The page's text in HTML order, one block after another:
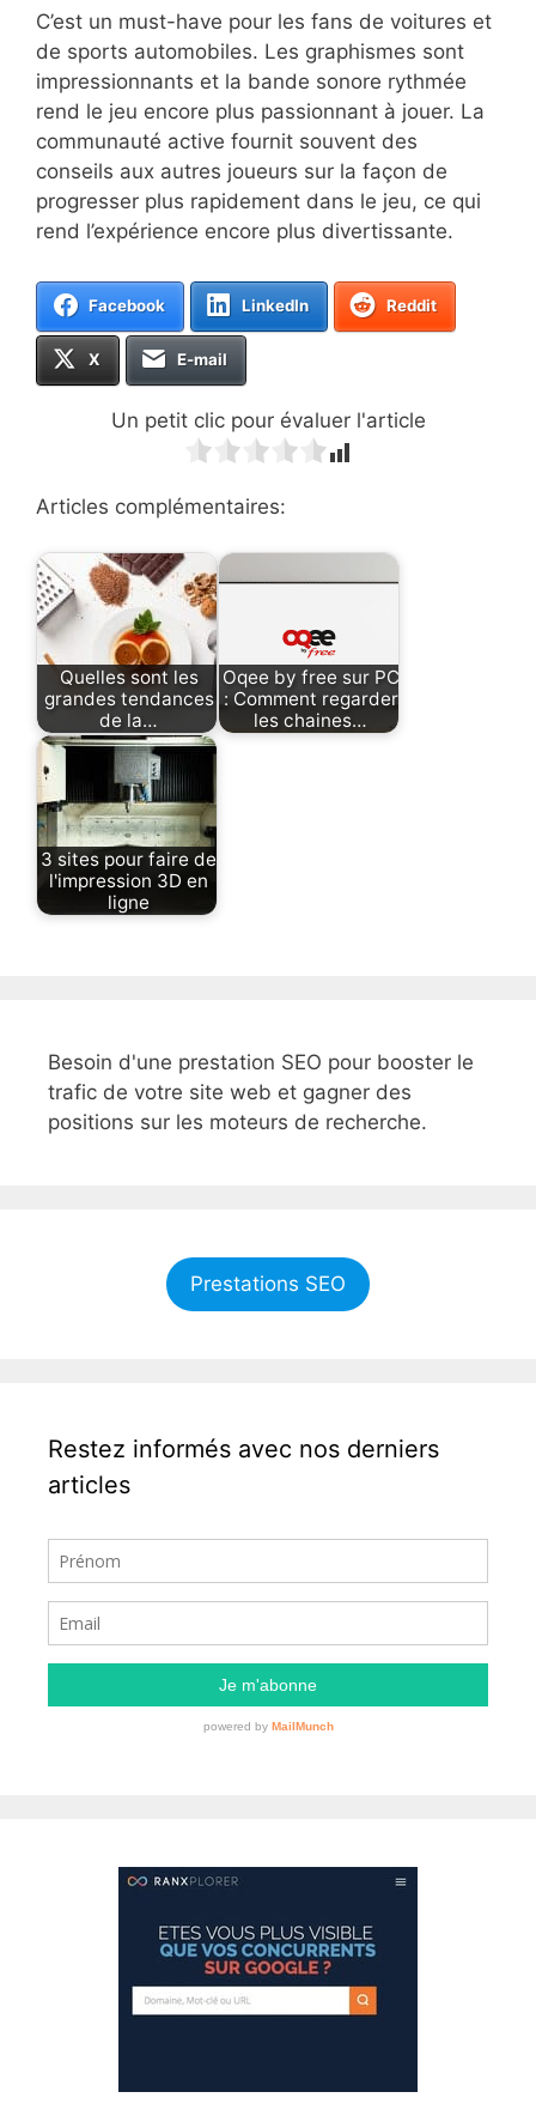
C’est un must-have pour les fans de voitures et
de sports automobiles. Les graphismes sont
impressionnants et la bande sonore rythmée
rend le jeu encore plus passionnant à jouer. La
communauté active fournit souvent des
conseils aux autres joueurs sur la façon de
progresser plus rapidement dans le jeu, ce qui
rend l’expérience encore plus divertissante.
Facebook LinkedIn Reddit
X E-mail
Un petit clic pour évaluer l'article
Articles complémentaires:
Quelles sont les
grandes tendances
de la…
Oqee by free sur PC
: Comment regarder
les chaines…
3 sites pour faire de
l'impression 3D en
ligne
Besoin d'une prestation SEO pour booster le
trafic de votre site web et gagner des
positions sur les moteurs de recherche.
Prestations SEO
Restez informés avec nos derniers
articles